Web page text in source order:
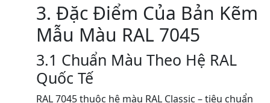
3. Đặc Điểm Của Bản Kẽm
Mẫu Màu RAL 7045
3.1 Chuẩn Màu Theo Hệ RAL
Quốc Tế
RAL 7045 thuộc hệ màu RAL Classic – tiêu chuẩn